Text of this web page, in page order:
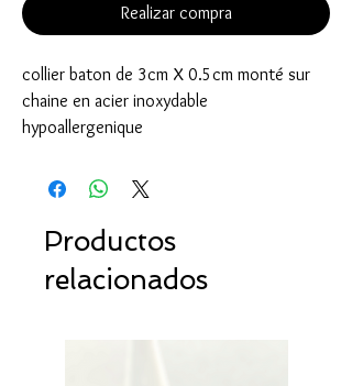
Realizar compra
collier baton de 3cm X 0.5cm monté sur
chaine en acier inoxydable
hypoallergenique
Productos
relacionados